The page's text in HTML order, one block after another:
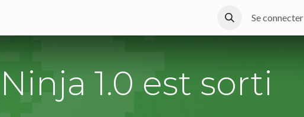
Se connecter
1.0 est sorti